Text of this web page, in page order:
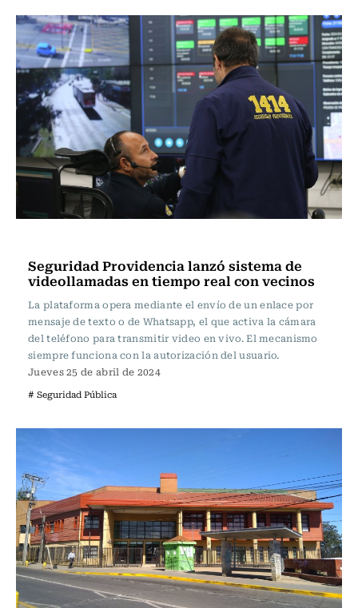
Seguridad Providencia lanzó sistema de
videollamadas en tiempo real con vecinos
La plataforma opera mediante el envío de un enlace por
mensaje de texto o de Whatsapp, el que activa la cámara
del teléfono para transmitir video en vivo. El mecanismo
siempre funciona con la autorización del usuario.
Jueves 25 de abril de 2024
# Seguridad Pública